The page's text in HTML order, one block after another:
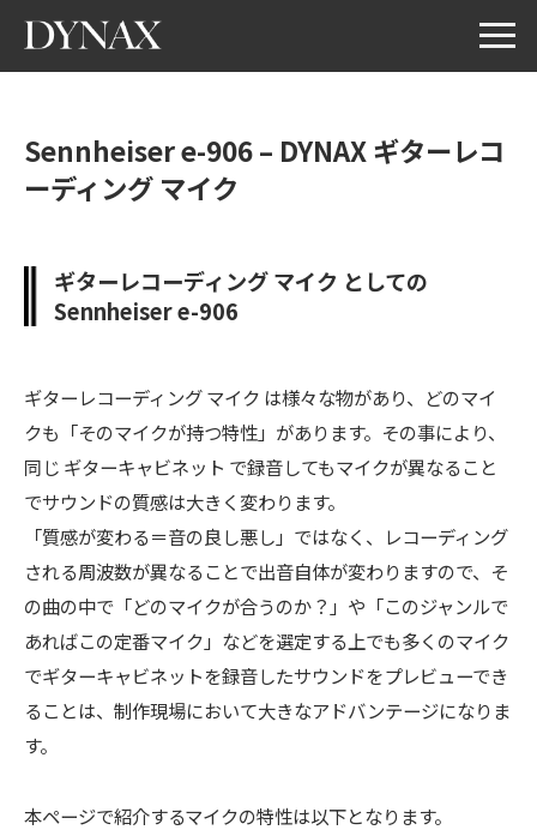
Sennheiser e-906 – DYNAX ギターレコ
ーディング マイク
ギターレコーディング マイク としての
Sennheiser e-906
ギターレコーディング マイク は様々な物があり、どのマイ
クも「そのマイクが持つ特性」があります。その事により、
同じ ギターキャビネット で録音してもマイクが異なること
でサウンドの質感は大きく変わります。
「質感が変わる＝音の良し悪し」ではなく、レコーディング
される周波数が異なることで出音自体が変わりますので、そ
の曲の中で「どのマイクが合うのか？」や「このジャンルで
あればこの定番マイク」などを選定する上でも多くのマイク
でギターキャビネットを録音したサウンドをプレビューでき
ることは、制作現場において大きなアドバンテージになりま
す。
本ページで紹介するマイクの特性は以下となります。